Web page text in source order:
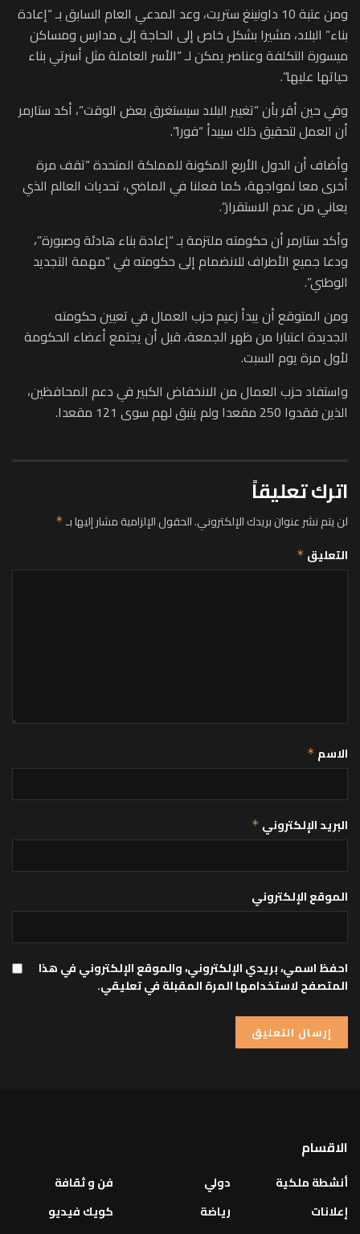
ومن عتبة 10 داونينغ ستريت، وعد المدعي العام السابق بـ “إعادة
بناء” البلاد، مشيرا بشكل خاص إلى الحاجة إلى مدارس ومساكن
ميسورة التكلفة وعناصر يمكن لـ “الأسر العاملة مثل أسرتي بناء
حياتها عليها”.
وفي حين أقر بأن “تغيير البلاد سيستغرق بعض الوقت”، أكد ستارمر
أن العمل لتحقيق ذلك سيبدأ “فورا”.
وأضاف أن الدول الأربع المكونة للمملكة المتحدة “تقف مرة
أخرى معا لمواجهة، كما فعلنا في الماضي، تحديات العالم الذي
يعاني من عدم الاستقرار”.
وأكد ستارمر أن حكومته ملتزمة بـ “إعادة بناء هادئة وصبورة”،
ودعا جميع الأطراف للانضمام إلى حكومته في “مهمة التجديد
الوطني”.
ومن المتوقع أن يبدأ زعيم حزب العمال في تعيين حكومته
الجديدة اعتبارا من ظهر الجمعة، قبل أن يجتمع أعضاء الحكومة
لأول مرة يوم السبت.
واستفاد حزب العمال من الانخفاض الكبير في دعم المحافظين،
الذين فقدوا 250 مقعدا ولم يتبق لهم سوى 121 مقعدا.
اترك تعليقاً
لن يتم نشر عنوان بريدك الإلكتروني.الحقول الإلزامية مشار إليها بـ*
التعليق *
الاسم *
البريد الإلكتروني *
الموقع الإلكتروني
احفظ اسمي، بريدي الإلكتروني، والموقع الإلكتروني في هذا
المتصفح لاستخدامها المرة المقبلة في تعليقي.
الاقسام
أنشطة ملكية
إعلانات
دولي
رياضة
فن و ثقافة
كويك فيديو